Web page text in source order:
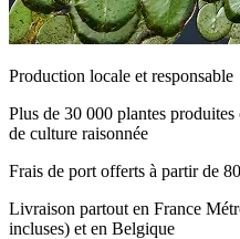
Production locale et responsable
Plus de 30 000 plantes produites
de culture raisonnée
Frais de port offerts à partir de
Livraison partout en France
incluses) et en Belgique